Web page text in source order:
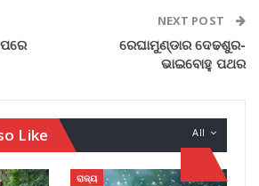
NEXT POST
ରେଘାମୁଣ୍ଡାର ଦେଢଶୁର-
ଭାଇବୋହୁ ପଥର
All
Like
ରାଜ୍ୟ